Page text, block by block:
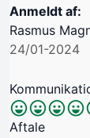
Anmeldt af:
Rasmus
24/01-2024
Aftale